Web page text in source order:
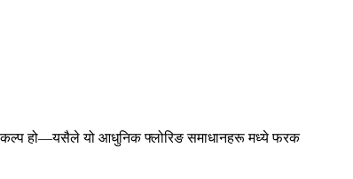
विकल्प हो—यसैले यो आधुनिक फ्लोरिङ समाधानहरू मध्ये फरक